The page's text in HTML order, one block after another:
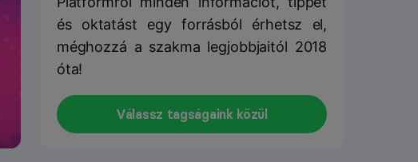
és oktatást egy forrásból érhetsz el,
méghozzá a szakma legjobbjaitól 2018
óta!
Válassz tagságaink közül